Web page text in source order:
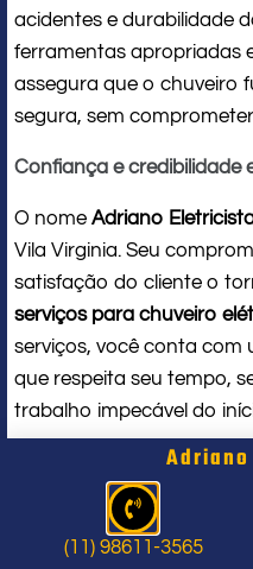
acidentes e durabilidade
ferramentas apropriadas
assegura que o chuveiro
segura, sem
Confiança e credibilidade
O nome Adriano
Vila Virginia. Seu
satisfação do cliente o
serviços para chuveiro
serviços, você conta com
que respeita seu tempo,
trabalho impecável do
Problema com
indicam a hora
profissional
(11) 98611-3565